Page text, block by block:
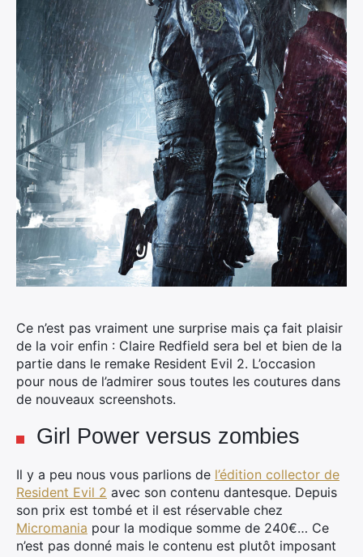
Ce n’est pas vraiment une surprise mais ça fait plaisir
de la voir enfin : Claire Redfield sera bel et bien de la
partie dans le remake Resident Evil 2. L’occasion
pour nous de l’admirer sous toutes les coutures dans
de nouveaux screenshots.
Girl Power versus zombies
Il y a peu nous vous parlions de l’édition collector de
Resident Evil 2 avec son contenu dantesque. Depuis
son prix est tombé et il est réservable chez
Micromania pour la modique somme de 240€… Ce
n’est pas donné mais le contenu est plutôt imposant